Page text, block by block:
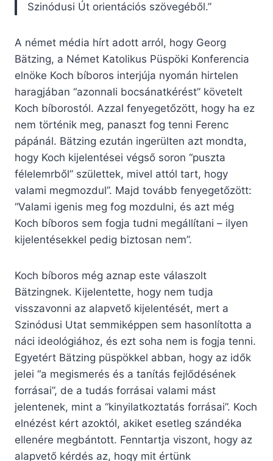
Szinódusi Út orientációs szövegéből.”
A német média hírt adott arról, hogy Georg
Bätzing, a Német Katolikus Püspöki Konferencia
elnöke Koch bíboros interjúja nyomán hirtelen
haragjában “azonnali bocsánatkérést” követelt
Koch bíborostól. Azzal fenyegetőzött, hogy ha ez
nem történik meg, panaszt fog tenni Ferenc
pápánál. Bätzing ezután ingerülten azt mondta,
hogy Koch kijelentései végső soron “puszta
félelemrből” születtek, mivel attól tart, hogy
valami megmozdul”. Majd tovább fenyegetőzött:
“Valami igenis meg fog mozdulni, és azt még
Koch bíboros sem fogja tudni megállítani – ilyen
kijelentésekkel pedig biztosan nem”.
Koch bíboros még aznap este válaszolt
Bätzingnek. Kijelentette, hogy nem tudja
visszavonni az alapvető kijelentését, mert a
Szinódusi Utat semmiképpen sem hasonlította a
náci ideológiához, és ezt soha nem is fogja tenni.
Egyetért Bätzing püspökkel abban, hogy az idők
jelei “a megismerés és a tanítás fejlődésének
forrásai”, de a tudás forrásai valami mást
jelentenek, mint a “kinyilatkoztatás forrásai”. Koch
elnézést kért azoktól, akiket esetleg szándéka
ellenére megbántott. Fenntartja viszont, hogy az
alapvető kérdés az, hogy mit értünk